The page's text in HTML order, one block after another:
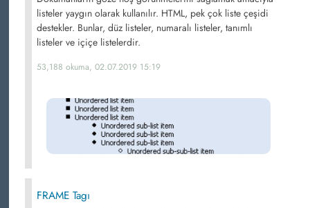
listeler yaygın olarak kullanılır. HTML, pek çok liste çeşidi
destekler. Bunlar, düz listeler, numaralı listeler, tanımlı
listeler ve içiçe listelerdir.
53,188 okuma, 02.07.2019 15:19
FRAME Tagı